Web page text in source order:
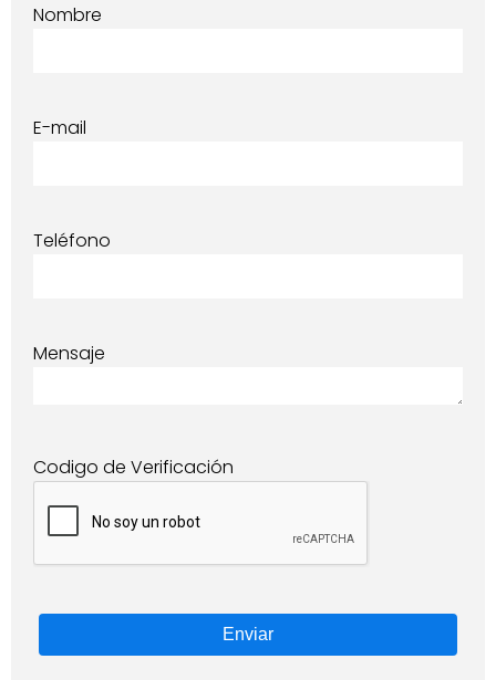
Nombre
E-mail
Teléfono
Mensaje
Codigo de Verificación
Enviar